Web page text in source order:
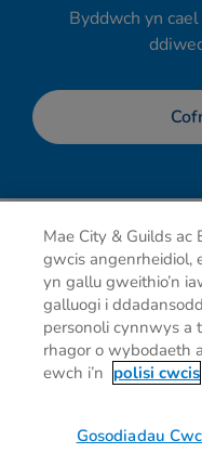
Byddwch yn
Hysbysiad
0g
Mae City & Guilds
gwcis angenrheidiol,
yn gallu gweithio’n
galluogi i
personoli cynnwys a
rhagor o wybodaeth
ewch i’n polisi cwcis
Gosodiadau